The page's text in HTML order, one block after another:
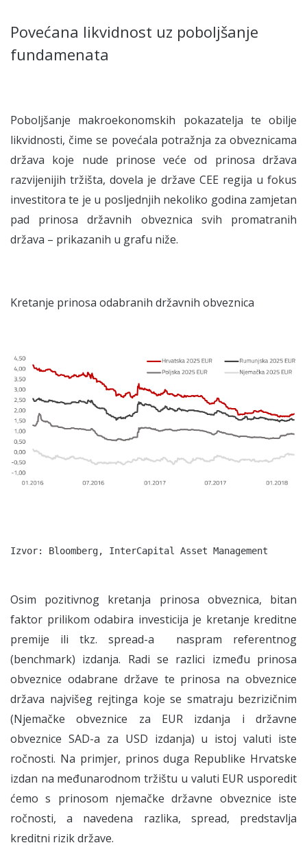
Povećana likvidnost uz poboljšanje
fundamenata
Poboljšanje makroekonomskih pokazatelja te obilje
likvidnosti, čime se povećala potražnja za obveznicama
država koje nude prinose veće od prinosa država
razvijenijih tržišta, dovela je države CEE regija u fokus
investitora te je u posljednjih nekoliko godina zamjetan
pad prinosa državnih obveznica svih promatranih
država – prikazanih u grafu niže.
Kretanje prinosa odabranih državnih obveznica
Osim pozitivnog kretanja prinosa obveznica, bitan
faktor prilikom odabira investicija je kretanje kreditne
premije ili tkz. spread-a naspram referentnog
(benchmark) izdanja. Radi se razlici između prinosa
obveznice odabrane države te prinosa na obveznice
država najvišeg rejtinga koje se smatraju bezrizičnim
(Njemačke obveznice za EUR izdanja i državne
obveznice SAD-a za USD izdanja) u istoj valuti iste
ročnosti. Na primjer, prinos duga Republike Hrvatske
izdan na međunarodnom tržištu u valuti EUR usporedit
ćemo s prinosom njemačke državne obveznice iste
ročnosti, a navedena razlika, spread, predstavlja
kreditni rizik države.